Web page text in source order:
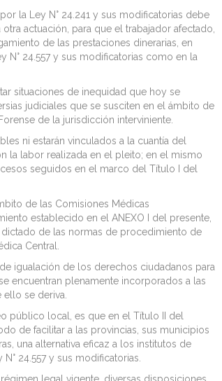
la Ley N° 24.241 y sus modificatorias debe
actuación, para que el trabajador afectado,
de las prestaciones dinerarias, en
N° 24.557 y sus modificatorias como en la
situaciones de inequidad que hoy se
judiciales que se susciten en el ámbito de
de la jurisdicción interviniente.
ni estarán vinculados a la cuantía del
la labor realizada en el pleito; en el mismo
seguidos en el marco del Título I del
de las Comisiones Médicas
establecido en el ANEXO I del presente,
de las normas de procedimiento de
Central.
igualación de los derechos ciudadanos para
encuentran plenamente incorporados a las
se deriva.
público local, es que en el Título II del
de facilitar a las provincias, sus municipios
una alternativa eficaz a los institutos de
24.557 y sus modificatorias.